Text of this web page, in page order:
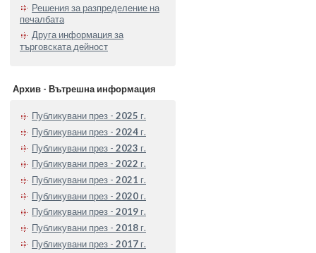
Решения за разпределение на
печалбата
Друга информация за
търговската дейност
Архив - Вътрешна информация
Публикувани през - 2025 г.
Публикувани през - 2024 г.
Публикувани през - 2023 г.
Публикувани през - 2022 г.
Публикувани през - 2021 г.
Публикувани през - 2020 г.
Публикувани през - 2019 г.
Публикувани през - 2018 г.
Публикувани през - 2017 г.